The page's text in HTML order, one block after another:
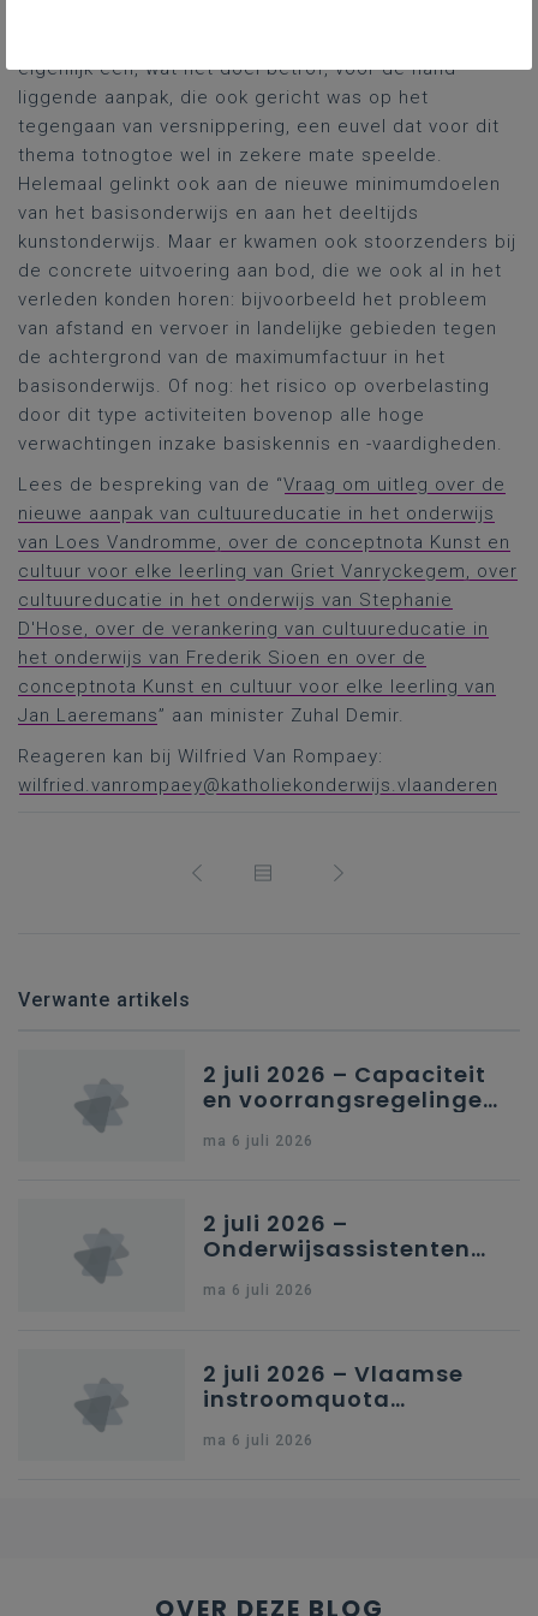
eigenlijk een, wat het doel betrof, voor de hand
liggende aanpak, die ook gericht was op het
tegengaan van versnippering, een euvel dat voor dit
thema totnogtoe wel in zekere mate speelde.
Helemaal gelinkt ook aan de nieuwe minimumdoelen
van het basisonderwijs en aan het deeltijds
kunstonderwijs. Maar er kwamen ook stoorzenders bij
de concrete uitvoering aan bod, die we ook al in het
verleden konden horen: bijvoorbeeld het probleem
van afstand en vervoer in landelijke gebieden tegen
de achtergrond van de maximumfactuur in het
basisonderwijs. Of nog: het risico op overbelasting
door dit type activiteiten bovenop alle hoge
verwachtingen inzake basiskennis en -vaardigheden.
Lees de bespreking van de “Vraag om uitleg over de
nieuwe aanpak van cultuureducatie in het onderwijs
van Loes Vandromme, over de conceptnota Kunst en
cultuur voor elke leerling van Griet Vanryckegem, over
cultuureducatie in het onderwijs van Stephanie
D'Hose, over de verankering van cultuureducatie in
het onderwijs van Frederik Sioen en over de
conceptnota Kunst en cultuur voor elke leerling van
Jan Laeremans” aan minister Zuhal Demir.
Reageren kan bij Wilfried Van Rompaey:
wilfried.vanrompaey@katholiekonderwijs.vlaanderen
Verwante artikels
2 juli 2026 – Capaciteit
en voorrangsregelingen
secundair onderwijs in
ma 6 juli 2026
2 juli 2026 –
Onderwijsassistenten
kleuteronderwijs
ma 6 juli 2026
2 juli 2026 – Vlaamse
instroomquota
federale RIZIV-
ma 6 juli 2026
OVER DEZE BLOG